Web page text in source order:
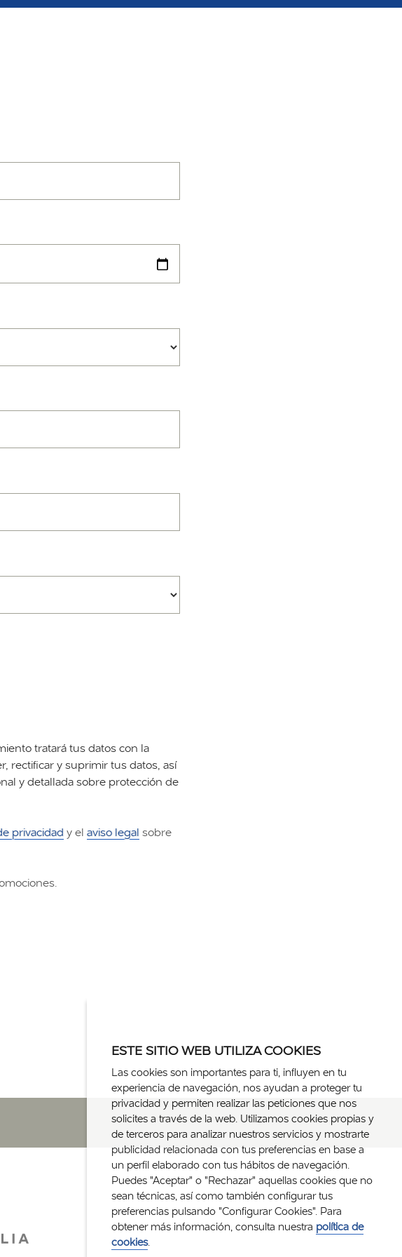
tratará tus datos con la
rectificar y suprimir tus datos, así
y detallada sobre protección de
privacidad y elaviso legal sobre
ESTE SITIO WEB UTILIZA COOKIES
Las cookies son importantes para ti, influyen en tu
experiencia de navegación, nos ayudan a proteger tu
privacidad y permiten realizar las peticiones que nos
solicites a través de la web. Utilizamos cookies propias y
de terceros para analizar nuestros servicios y mostrarte
publicidad relacionada con tus preferencias en base a
un perfil elaborado con tus hábitos de navegación.
Puedes "Aceptar" o "Rechazar" aquellas cookies que no
sean técnicas, así como también configurar tus
preferencias pulsando "Configurar Cookies". Para
obtener más información, consulta nuestra política de
cookies.